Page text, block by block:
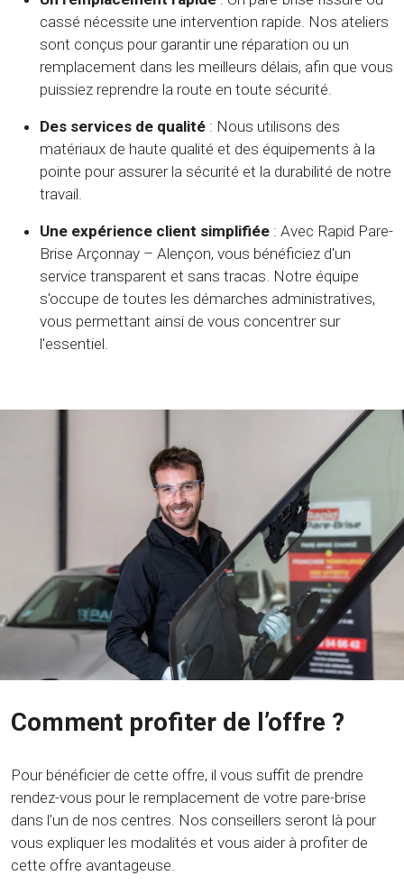
cassé nécessite une intervention rapide. Nos ateliers
sont conçus pour garantir une réparation ou un
remplacement dans les meilleurs délais, afin que vous
puissiez reprendre la route en toute sécurité.
Des services de qualité : Nous utilisons des
matériaux de haute qualité et des équipements à la
pointe pour assurer la sécurité et la durabilité de notre
travail.
Une expérience client simplifiée : Avec Rapid Pare-
Brise Arçonnay – Alençon, vous bénéficiez d'un
service transparent et sans tracas. Notre équipe
s'occupe de toutes les démarches administratives,
vous permettant ainsi de vous concentrer sur
l'essentiel.
Comment profiter de l’offre ?
Pour bénéficier de cette offre, il vous suffit de prendre
rendez-vous pour le remplacement de votre pare-brise
dans l’un de nos centres. Nos conseillers seront là pour
vous expliquer les modalités et vous aider à profiter de
cette offre avantageuse.